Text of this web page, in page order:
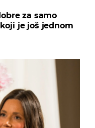
za samo
je još jednom